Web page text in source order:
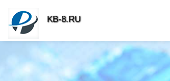
KB-8.RU